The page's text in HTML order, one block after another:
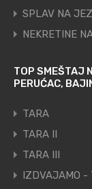
SPLAV NA
NEKRETINE
TOP SMEŠTAJ
PERUĆAC,
TARA
TARA II
TARA III
IZDVAJAMO -